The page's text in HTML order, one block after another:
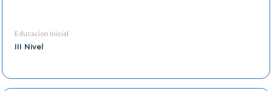
Educación Inicial
III Nivel